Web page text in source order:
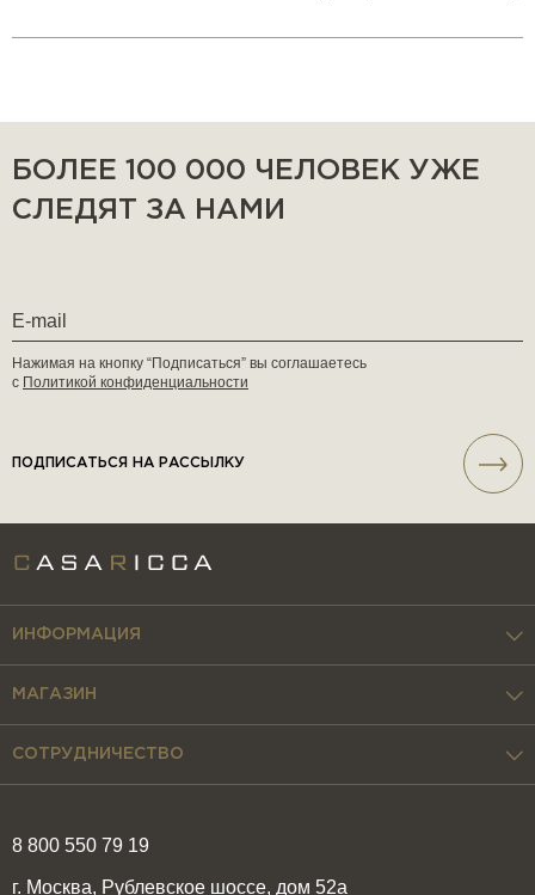
БОЛЕЕ 100 000 ЧЕЛОВЕК УЖЕ
СЛЕДЯТ ЗА НАМИ
Нажимая на кнопку “Подписаться” вы соглашаетесь
с Политикой конфиденциальности
ПОДПИСАТЬСЯ НА РАССЫЛКУ
8 800 550 79 19
г. Москва, Рублевское шоссе, дом 52а
ИНФОРМАЦИЯ
МАГАЗИН
СОТРУДНИЧЕСТВО